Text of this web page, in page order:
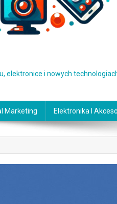
elektronice i nowych
Marketing Elektronika I